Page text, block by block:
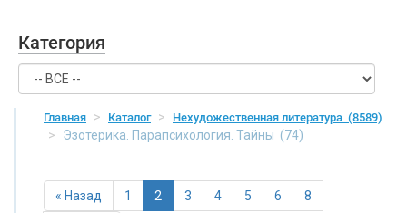
Категория
Главная Каталог Нехудожественная литература (8589)
Эзотерика. Парапсихология. Тайны (74)
« Назад 1 2 3 4 5 6 8